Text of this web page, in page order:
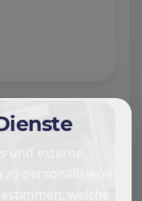
und externe
personalisieren
welche